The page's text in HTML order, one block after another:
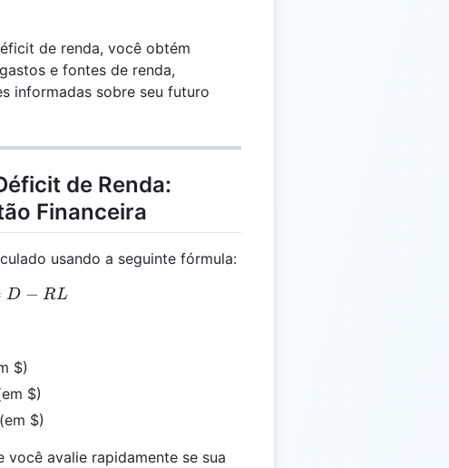
de renda, você obtém
e fontes de renda,
informadas sobre seu futuro
de Renda:
Financeira
usando a seguinte fórmula:
ID = D - RL
D − RL
$)
$)
$)
avalie rapidamente se sua